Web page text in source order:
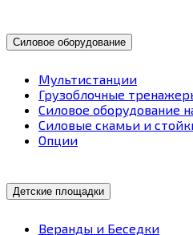
Силовое оборудование
Мультистанции
Грузоблочные
Силовое оборудование
Силовые скамьи и
Опции
Детские площадки
Веранды и Беседки